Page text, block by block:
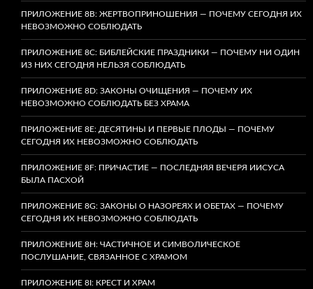
ПРИЛОЖЕНИЕ 8B: ЖЕРТВОПРИНОШЕНИЯ — ПОЧЕМУ СЕГОДНЯ ИХ
НЕВОЗМОЖНО СОБЛЮДАТЬ
ПРИЛОЖЕНИЕ 8C: БИБЛЕЙСКИЕ ПРАЗДНИКИ — ПОЧЕМУ НИ ОДИН
ИЗ НИХ СЕГОДНЯ НЕЛЬЗЯ СОБЛЮДАТЬ
ПРИЛОЖЕНИЕ 8D: ЗАКОНЫ ОЧИЩЕНИЯ — ПОЧЕМУ ИХ
НЕВОЗМОЖНО СОБЛЮДАТЬ БЕЗ ХРАМА
ПРИЛОЖЕНИЕ 8E: ДЕСЯТИНЫ И ПЕРВЫЕ ПЛОДЫ — ПОЧЕМУ
СЕГОДНЯ ИХ НЕВОЗМОЖНО СОБЛЮДАТЬ
ПРИЛОЖЕНИЕ 8F: ПРИЧАСТИЕ — ПОСЛЕДНЯЯ ВЕЧЕРЯ ИИСУСА
БЫЛА ПАСХОЙ
ПРИЛОЖЕНИЕ 8G: ЗАКОНЫ О НАЗОРЕЯХ И ОБЕТАХ — ПОЧЕМУ
СЕГОДНЯ ИХ НЕВОЗМОЖНО СОБЛЮДАТЬ
ПРИЛОЖЕНИЕ 8H: ЧАСТИЧНОЕ И СИМВОЛИЧЕСКОЕ
ПОСЛУШАНИЕ, СВЯЗАННОЕ С ХРАМОМ
ПРИЛОЖЕНИЕ 8I: КРЕСТ И ХРАМ